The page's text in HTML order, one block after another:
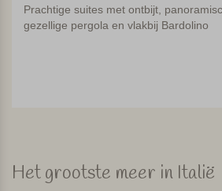
Prachtige suites met ontbijt,
gezellige pergola en vlakbij Bardolino
Het grootste meer in Italië